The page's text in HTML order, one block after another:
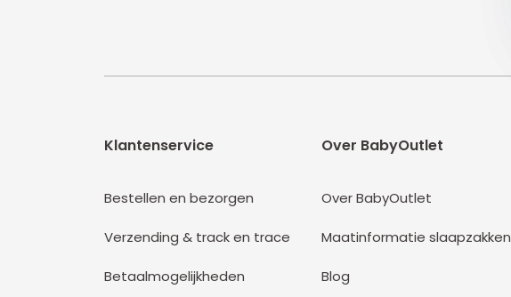
Klantenservice
Bestellen en bezorgen
Verzending & track en trace
Betaalmogelijkheden
Over BabyOutlet
Over BabyOutlet
Maatinformatie slaapzakken
Blog